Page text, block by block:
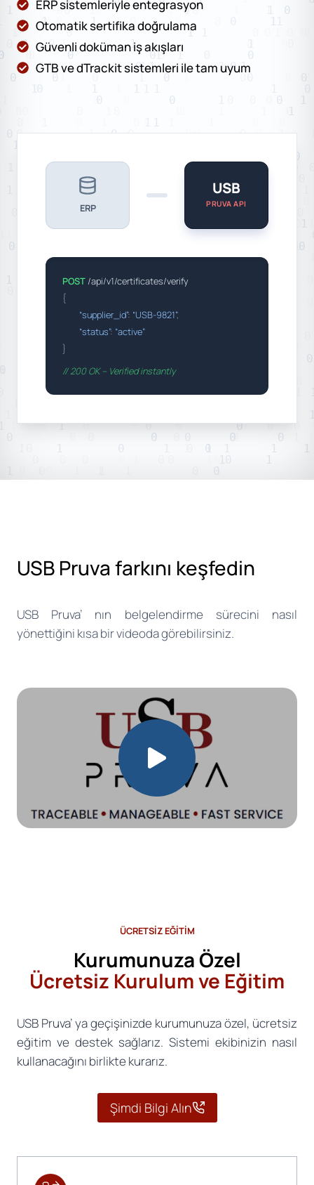
ERP sistemleriyle entegrasyon
Otomatik sertifika doğrulama
Güvenli doküman iş akışları
GTB ve dTrackit sistemleri ile tam uyum
ERP
USB
PRUVA API
POST /api/v1/certificates/verify
{
“supplier_id”: “USB-9821”,
“status”: “active”
}
// 200 OK – Verified instantly
USB Pruva farkını keşfedin
USB Pruva’ nın belgelendirme sürecini nasıl
yönettiğini kısa bir videoda görebilirsiniz.
ÜCRETSİZ EĞİTİM
Kurumunuza Özel
Ücretsiz Kurulum ve Eğitim
USB Pruva’ ya geçişinizde kurumunuza özel, ücretsiz
eğitim ve destek sağlarız. Sistemi ekibinizin nasıl
kullanacağını birlikte kurarız.
Şimdi Bilgi Alın